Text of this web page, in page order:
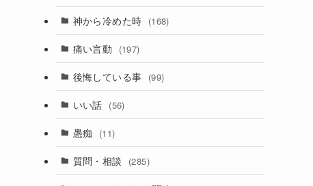
神から冷めた時 (168)
痛い言動 (197)
後悔している事 (99)
いい話 (56)
愚痴 (11)
質問・相談 (285)